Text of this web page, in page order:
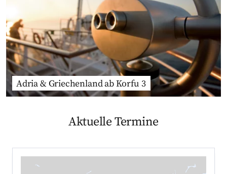
Adria & Griechenland ab Korfu 3
Aktuelle Termine